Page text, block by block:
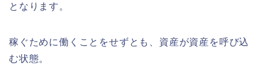
となります。
稼ぐために働くことをせずとも、資産が資産を呼び込
む状態。